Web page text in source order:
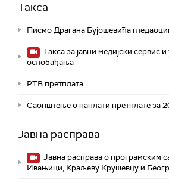
Такса
Писмо Драгана Бујошевића
Такса за јавни медијски сервис
ослобађања
РТВ претплата
Саопштење о наплати претплате за
Јавна расправа
Јавна расправа о програмским
Ивањици, Краљеву Крушевцу и